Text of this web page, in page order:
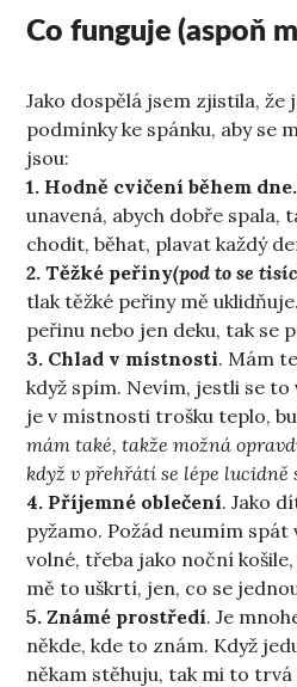
Co funguje (aspoň
Jako dospělá jsem zjistila,
podmínky ke spánku, aby se
jsou:
1. Hodně cvičení během dne.
unavená, abych dobře spala,
chodit, běhat, plavat každý
2. Těžké peřiny(pod to se
tlak těžké peřiny mě
peřinu nebo jen deku, tak se
3. Chlad v místnosti. Mám
když spím. Nevím, jestli se to
je v místnosti trošku teplo,
mám také, takže možná
když v přehřátí se lépe lucidně
4. Příjemné oblečení. Jako
pyžamo. Požád neumím spát
volné, třeba jako noční
mě to uškrtí, jen, co se
5. Známé prostředí. Je
někde, kde to znám. Když
někam stěhuju, tak mi to